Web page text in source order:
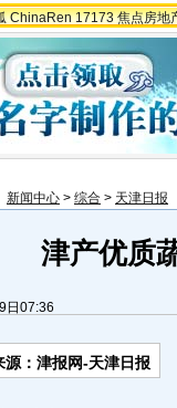
ChinaRen 17173 焦点房地
新闻中心 > 综合 > 天津日报
津产优质
日07:36
源：津报网-天津日报